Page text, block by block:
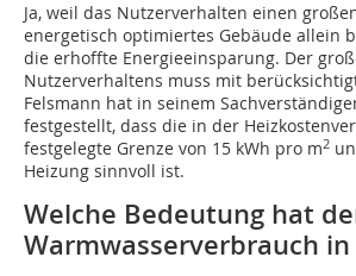
Ja, weil das Nutzerverhalten einen
energetisch optimiertes Gebäude allein
die erhoffte Energieeinsparung. Der
Nutzerverhaltens muss mit
Felsmann hat in seinem
festgestellt, dass die in der
festgelegte Grenze von 15 kWh pro m2
Heizung sinnvoll ist.
Welche Bedeutung hat
Warmwasserverbrauch in